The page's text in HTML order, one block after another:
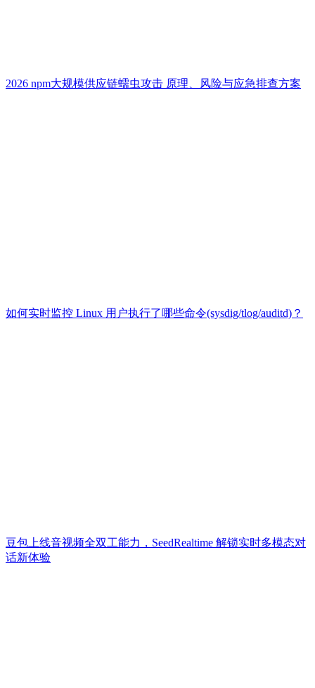
2026 npm大规模供应链蠕虫攻击 原理、风险与应急排查方案
如何实时监控 Linux 用户执行了哪些命令(sysdig/tlog/auditd)？
豆包上线音视频全双工能力，SeedRealtime 解锁实时多模态对
话新体验